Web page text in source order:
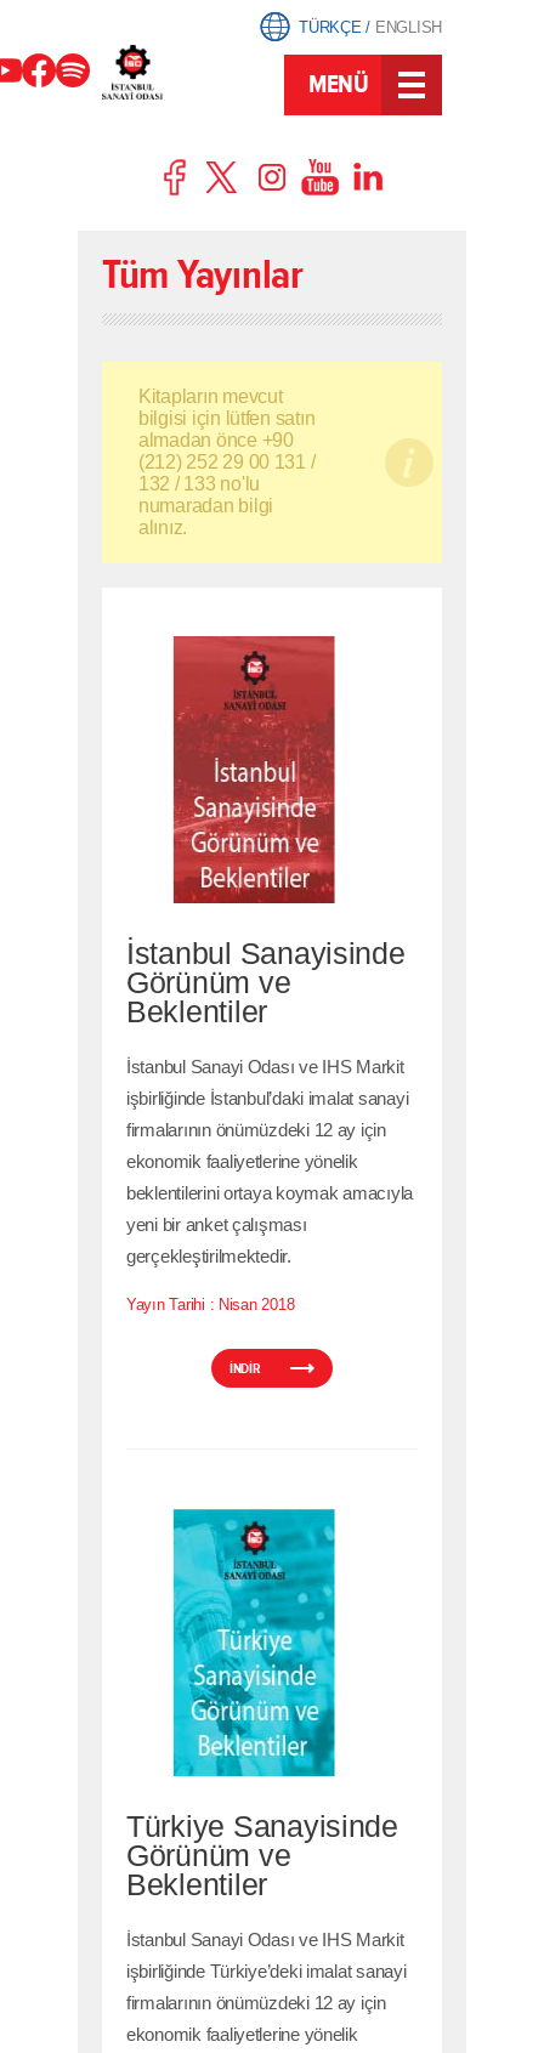
TÜRKÇE/ ENGLISH
MENÜ
Tüm Yayınlar
Kitapların mevcut
bilgisi için lütfen satın
almadan önce +90
(212) 252 29 00 131 /
132 / 133 no'lu
numaradan bilgi
alınız.
İstanbul Sanayisinde
Görünüm ve
Beklentiler
İstanbul Sanayi Odası ve IHS Markit
işbirliğinde İstanbul’daki imalat sanayi
firmalarının önümüzdeki 12 ay için
ekonomik faaliyetlerine yönelik
beklentilerini ortaya koymak amacıyla
yeni bir anket çalışması
gerçekleştirilmektedir.
Yayın Tarihi : Nisan 2018
İNDİR
Türkiye Sanayisinde
Görünüm ve
Beklentiler
İstanbul Sanayi Odası ve IHS Markit
işbirliğinde Türkiye’deki imalat sanayi
firmalarının önümüzdeki 12 ay için
ekonomik faaliyetlerine yönelik